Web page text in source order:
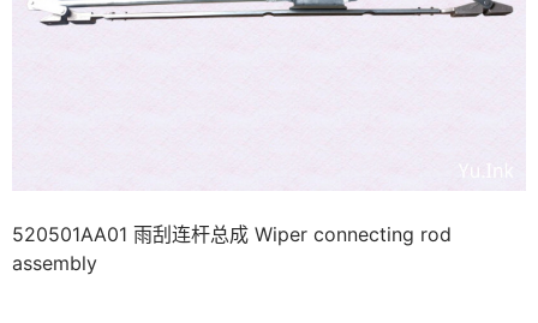
520501AA01 雨刮连杆总成 Wiper connecting rod
assembly